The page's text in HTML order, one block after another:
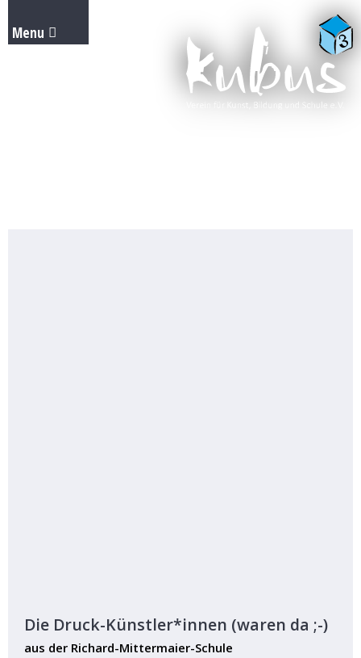
Die Druck-Künstler*innen (waren da ;-)
aus der Richard-Mittermaier-Schule